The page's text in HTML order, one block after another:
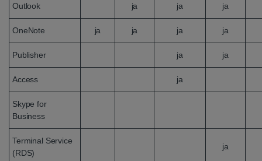
Outlook ja ja ja
OneNote ja ja ja ja
Publisher ja ja
Access ja
Skype for
Business
Terminal Service
(RDS)
ja